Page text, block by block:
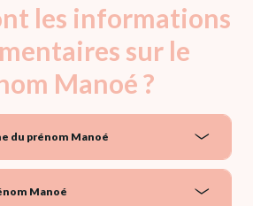
les informations
sur le
Manoé ?
du prénom Manoé
Manoé